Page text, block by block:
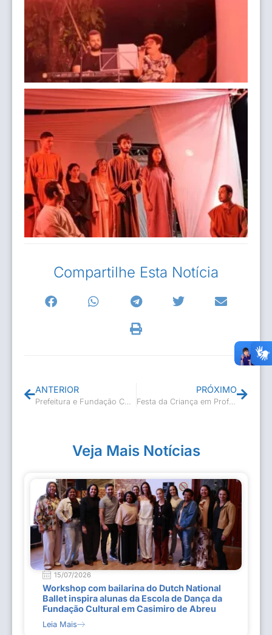
Compartilhe Esta Notícia
ANTERIOR PRÓXIMO
Festa da Criança em Professor Souza
Veja Mais Notícias
15/07/2026
Workshop com bailarina do Dutch National
Ballet inspira alunas da Escola de Dança da
Fundação Cultural em Casimiro de Abreu
Leia Mais